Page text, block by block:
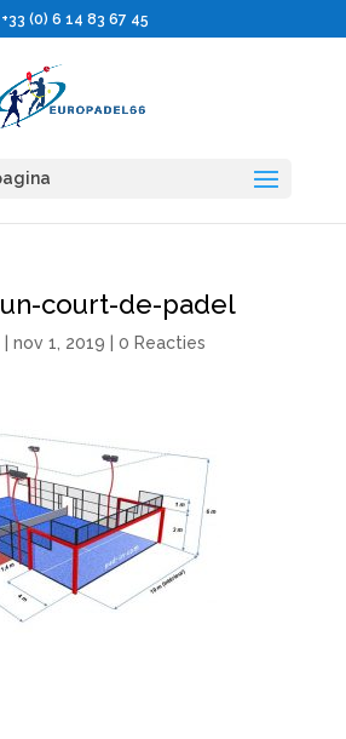
+33 (0) 6 14 83 67 45
court-de-padel
nov 1, 2019 0 Reacties